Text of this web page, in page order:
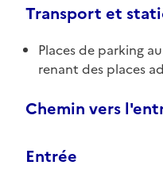
Transport et
Places de parking
renant des places
Chemin vers
Entrée